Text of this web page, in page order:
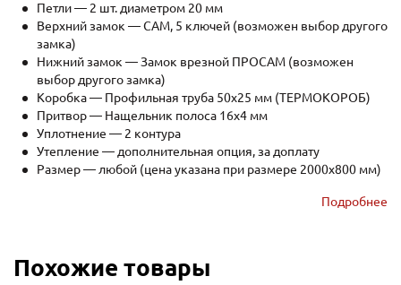
Петли — 2 шт. диаметром 20 мм
Верхний замок — САМ, 5 ключей (возможен выбор другого
замка)
Нижний замок — Замок врезной ПРОСАМ (возможен
выбор другого замка)
Коробка — Профильная труба 50х25 мм (ТЕРМОКОРОБ)
Притвор — Нащельник полоса 16х4 мм
Уплотнение — 2 контура
Утепление — дополнительная опция, за доплату
Размер — любой (цена указана при размере 2000x800 мм)
Подробнее
Похожие товары